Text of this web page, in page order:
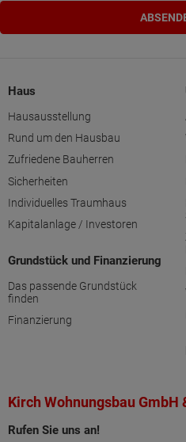
Haus
Hausausstellung
Rund um den Hausbau
Zufriedene Bauherren
Sicherheiten
Individuelles Traumhaus
Kapitalanlage / Investoren
Grundstück und Finanzierung
Das passende Grundstück
finden
Finanzierung
Kirch Wohnungsbau GmbH
Rufen Sie uns an!